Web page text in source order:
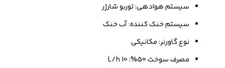
سیستم هوادهی: توربو شارژر
سیستم خنک کننده: آب خنک
نوع گاورنر: مکانیکی
مصرف سوخت 50%: 10 L/h